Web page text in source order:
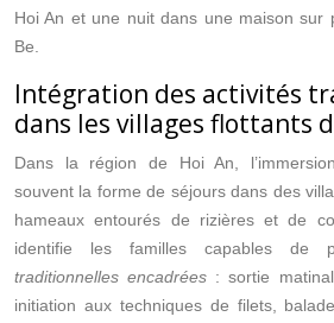
Hoi An et une nuit dans une maison sur
Be.
Intégration des activités
dans les villages flottants
Dans la région de Hoi An,
souvent la forme de séjours dans des
hameaux entourés de rizières et de
identifie les familles capables de
traditionnelles encadrées : sortie
initiation aux techniques de filets,